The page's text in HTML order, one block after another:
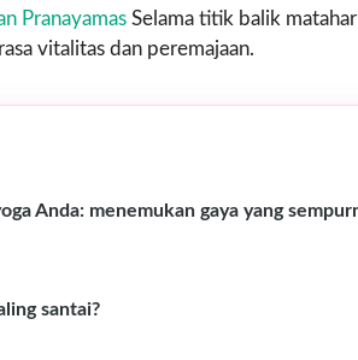
Pranayamas Selama titik balik
vitalitas dan peremajaan.
Anda: menemukan gaya yang
santai?